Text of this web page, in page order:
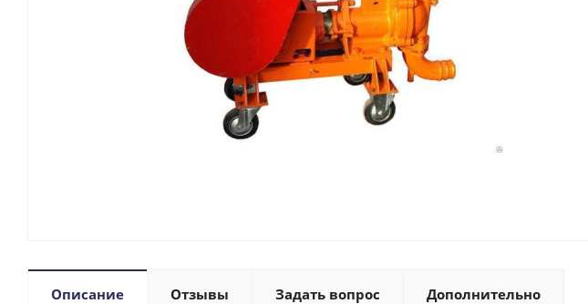
Описание Отзывы Задать вопрос Дополнительно